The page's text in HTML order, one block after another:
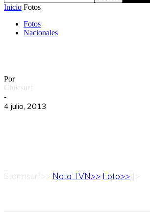
Inicio Fotos
Fotos
Nacionales
Por
Chilesurf
-
4 julio, 2013
Stormsurf>> Nota TVN>> Foto>>]]>